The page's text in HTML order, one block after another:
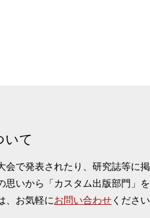
いて
会で発表されたり、研究誌等に
思いから「カスタム出版部門」
、お気軽にお問い合わせ くださ